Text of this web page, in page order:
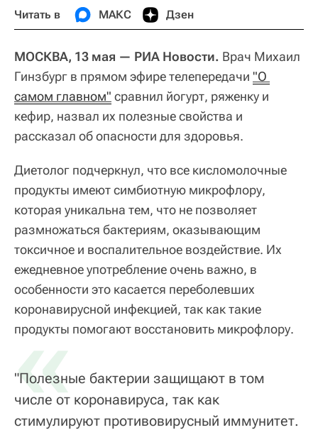
Читать в МАКС Дзен
МОСКВА, 13 мая — РИА Новости. Врач Михаил
Гинзбург в прямом эфире телепередачи "О
самом главном" сравнил йогурт, ряженку и
кефир, назвал их полезные свойства и
рассказал об опасности для здоровья.
Диетолог подчеркнул, что все кисломолочные
продукты имеют симбиотную микрофлору,
которая уникальна тем, что не позволяет
размножаться бактериям, оказывающим
токсичное и воспалительное воздействие. Их
ежедневное употребление очень важно, в
особенности это касается переболевших
коронавирусной инфекцией, так как такие
продукты помогают восстановить микрофлору.
«
"Полезные бактерии защищают в том
числе от коронавируса, так как
стимулируют противовирусный иммунитет.